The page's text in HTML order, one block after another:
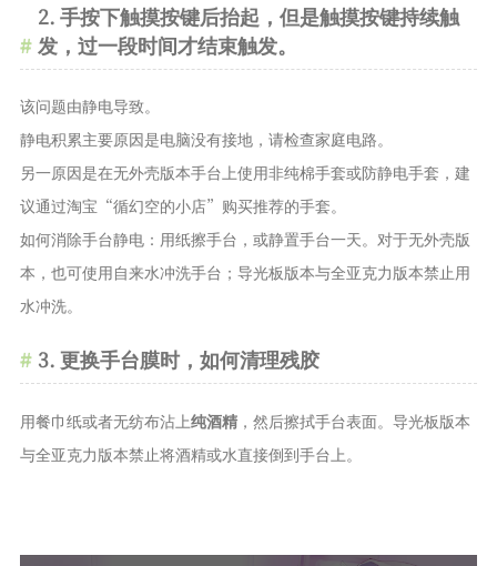
2. 手按下触摸按键后抬起，但是触摸按键持续触
发，过一段时间才结束触发。
该问题由静电导致。
静电积累主要原因是电脑没有接地，请检查家庭电路。
另一原因是在无外壳版本手台上使用非纯棉手套或防静电手套，建
议通过淘宝“循幻空的小店”购买推荐的手套。
如何消除手台静电：用纸擦手台，或静置手台一天。对于无外壳版
本，也可使用自来水冲洗手台；导光板版本与全亚克力版本禁止用
水冲洗。
3. 更换手台膜时，如何清理残胶
用餐巾纸或者无纺布沾上纯酒精，然后擦拭手台表面。导光板版本
与全亚克力版本禁止将酒精或水直接倒到手台上。